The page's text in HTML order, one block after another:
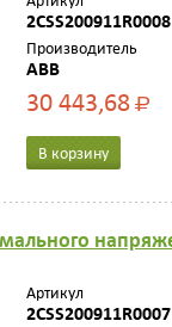
2CSS200911R0008
Производитель
ABB
30 443,68Р
В корзину
Артикул
2CSS200911R0007